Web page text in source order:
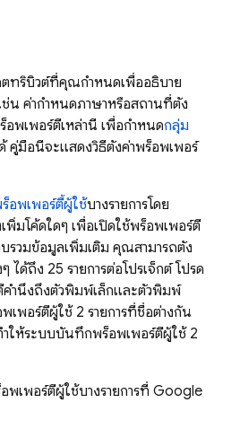
ทริบิวต์ที่คุณกำหนดเพื่ออธิบาย
น ค่ากำหนดภาษาหรือสถานที่ตั้ง
พเพอร์ตี้เหล่านี้ เพื่อกำหนดกลุ่ม
คู่มือนี้จะแสดงวิธีตั้งค่าพร็อพเพอร์
อพเพอร์ตี้ผู้ใช้บางรายการโดย
มโค้ดใดๆ เพื่อเปิดใช้พร็อพเพอร์ตี้
บรวมข้อมูลเพิ่มเติม คุณสามารถตั้ง
ได้ถึง 25 รายการต่อโปรเจ็กต์ โปรด
คำนึงถึงตัวพิมพ์เล็กและตัวพิมพ์
เพอร์ตี้ผู้ใช้ 2 รายการที่ชื่อต่างกัน
ให้ระบบบันทึกพร็อพเพอร์ตี้ผู้ใช้ 2
พเพอร์ตี้ผู้ใช้บางรายการที่ Google